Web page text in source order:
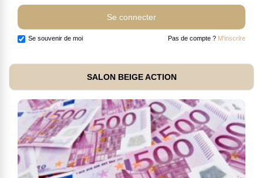
Se souvenir de moi Pas de compte ? M'inscrire
SALON BEIGE ACTION